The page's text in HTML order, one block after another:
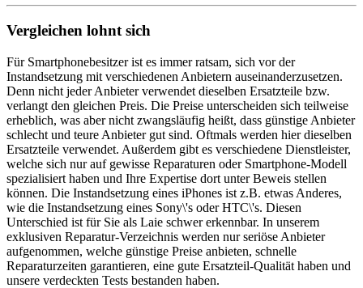
Vergleichen lohnt sich
Für Smartphonebesitzer ist es immer ratsam, sich vor der
Instandsetzung mit verschiedenen Anbietern auseinanderzusetzen.
Denn nicht jeder Anbieter verwendet dieselben Ersatzteile bzw.
verlangt den gleichen Preis. Die Preise unterscheiden sich teilweise
erheblich, was aber nicht zwangsläufig heißt, dass günstige Anbieter
schlecht und teure Anbieter gut sind. Oftmals werden hier dieselben
Ersatzteile verwendet. Außerdem gibt es verschiedene Dienstleister,
welche sich nur auf gewisse Reparaturen oder Smartphone-Modell
spezialisiert haben und Ihre Expertise dort unter Beweis stellen
können. Die Instandsetzung eines iPhones ist z.B. etwas Anderes,
wie die Instandsetzung eines Sony\'s oder HTC\'s. Diesen
Unterschied ist für Sie als Laie schwer erkennbar. In unserem
exklusiven Reparatur-Verzeichnis werden nur seriöse Anbieter
aufgenommen, welche günstige Preise anbieten, schnelle
Reparaturzeiten garantieren, eine gute Ersatzteil-Qualität haben und
unsere verdeckten Tests bestanden haben.